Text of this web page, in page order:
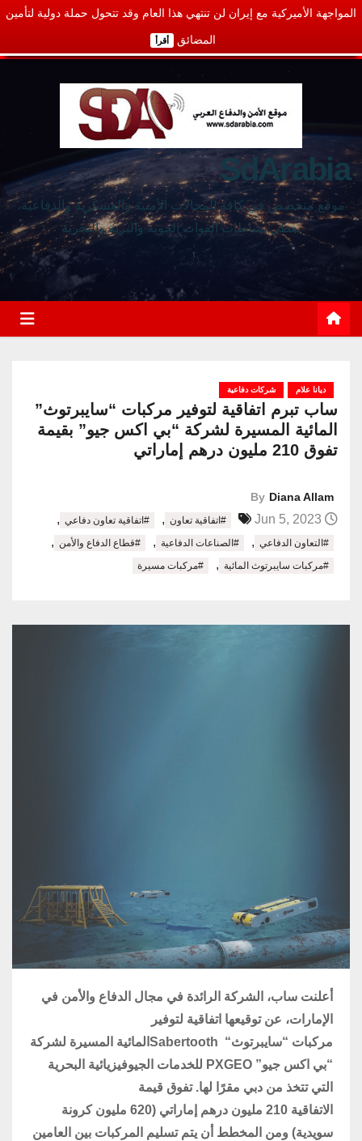
المواجهة الأميركية مع إيران لن تنتهي هذا العام وقد تتحول حملة دولية لتأمين
المضائق أقرأ
SdArabia
موقع متخصص في كافة المجالات الأمنية والعسكرية والدفاعية،
يغطي نشاطات القوات الجوية والبرية والبحرية
ديانا علام شركات دفاعية
ساب تبرم اتفاقية لتوفير مركبات “سايبرتوث”
المائية المسيرة لشركة “بي اكس جيو” بقيمة
تفوق 210 مليون درهم إماراتي
By Diana Allam
#اتفاقية تعاون , #اتفاقية تعاون دفاعي ,
#التعاون الدفاعي , #الصناعات الدفاعية , #قطاع الدفاع والأمن ,
#مركبات سايبرتوث المائية , #مركبات مسيرة
أعلنت ساب، الشركة الرائدة ﻓﻲ ﻣﺠﺎل الدفاع واﻷﻣﻦ في
الإمارات، عن توقيعها اتفاقية لتوفير
مركبات “سايبرتوث“
المائية المسيرة لشركة
“بي اكس جيو” PXGEO للخدمات الجيوفيزيائية البحرية
التي تتخذ من دبي مقرًا لها. تفوق قيمة
الاتفاقية 210 مليون درهم إماراتي (620 مليون
كرونة
سويدية) ومن المخطط أن يتم تسليم المركبات بين العامين